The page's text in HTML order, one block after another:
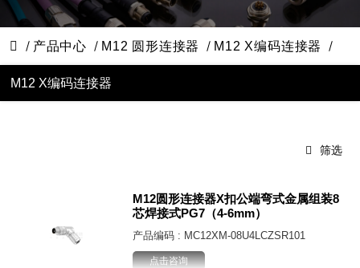
产品中心 M12 圆形连接器 M12 X编码连接器
M12 X编码连接器
筛选
M12圆形连接器X扣公端弯式金属组装8
芯焊接式PG7（4-6mm）
产品编码 : MC12XM-08U4LCZSR101
点击咨询